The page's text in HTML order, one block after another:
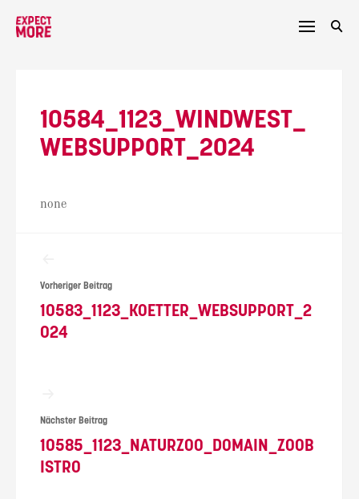
10584_1123_WINDWEST_
WEBSUPPORT_2024
none
Vorheriger Beitrag
10583_1123_KOETTER_WEBSUPPORT_2
024
Nächster Beitrag
10585_1123_NATURZOO_DOMAIN_ZOOB
ISTRO